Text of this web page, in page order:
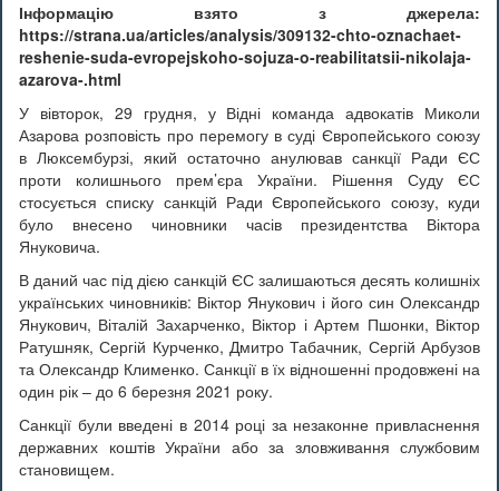
Інформацію взято з джерела:
https://strana.ua/articles/analysis/309132-chto-oznachaet-
reshenie-suda-evropejskoho-sojuza-o-reabilitatsii-nikolaja-
azarova-.html
У вівторок, 29 грудня, у Відні команда адвокатів Миколи
Азарова розповість про перемогу в суді Європейського союзу
в Люксембурзі, який остаточно анулював санкції Ради ЄС
проти колишнього прем’єра України. Рішення Суду ЄС
стосується списку санкцій Ради Європейського союзу, куди
було внесено чиновники часів президентства Віктора
Януковича.
В даний час під дією санкцій ЄС залишаються десять колишніх
українських чиновників: Віктор Янукович і його син Олександр
Янукович, Віталій Захарченко, Віктор і Артем Пшонки, Віктор
Ратушняк, Сергій Курченко, Дмитро Табачник, Сергій Арбузов
та Олександр Клименко. Санкції в їх відношенні продовжені на
один рік – до 6 березня 2021 року.
Санкції були введені в 2014 році за незаконне привласнення
державних коштів України або за зловживання службовим
становищем.